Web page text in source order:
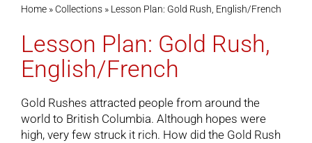
Cart
Home» Collections» Lesson Plan: Gold Rush, English/French
Lesson Plan: Gold Rush,
English/French
Gold Rushes attracted people from around the
world to British Columbia. Although hopes were
high, very few struck it rich. How did the Gold Rush